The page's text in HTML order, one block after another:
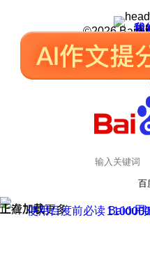
我
我
皮
用
©2026
百
正在加载
上滑加载更多 用
使用百度前必读 Baidu
京公网安备